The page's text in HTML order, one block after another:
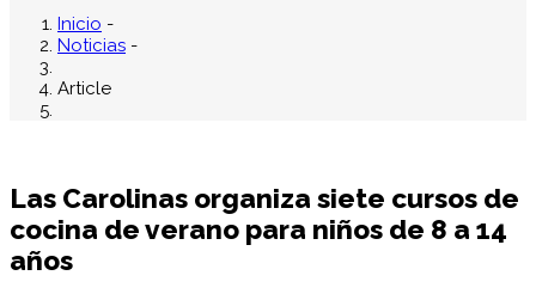
Inicio -
Noticias -
Article
Las Carolinas organiza siete cursos de
cocina de verano para niños de 8 a 14
años